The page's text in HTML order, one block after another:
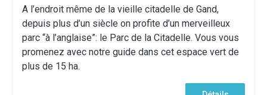
A l’endroit même de la vieille citadelle de Gand,
depuis plus d’un siècle on profite d’un merveilleux
parc “à l’anglaise”: le Parc de la Citadelle. Vous vous
promenez avec notre guide dans cet espace vert de
plus de 15 ha.